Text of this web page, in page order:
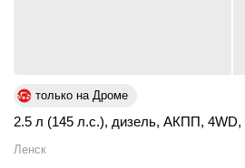
только на Дроме
2.5 л (145 л.с.), дизель, АКПП, 4WD,
Ленск